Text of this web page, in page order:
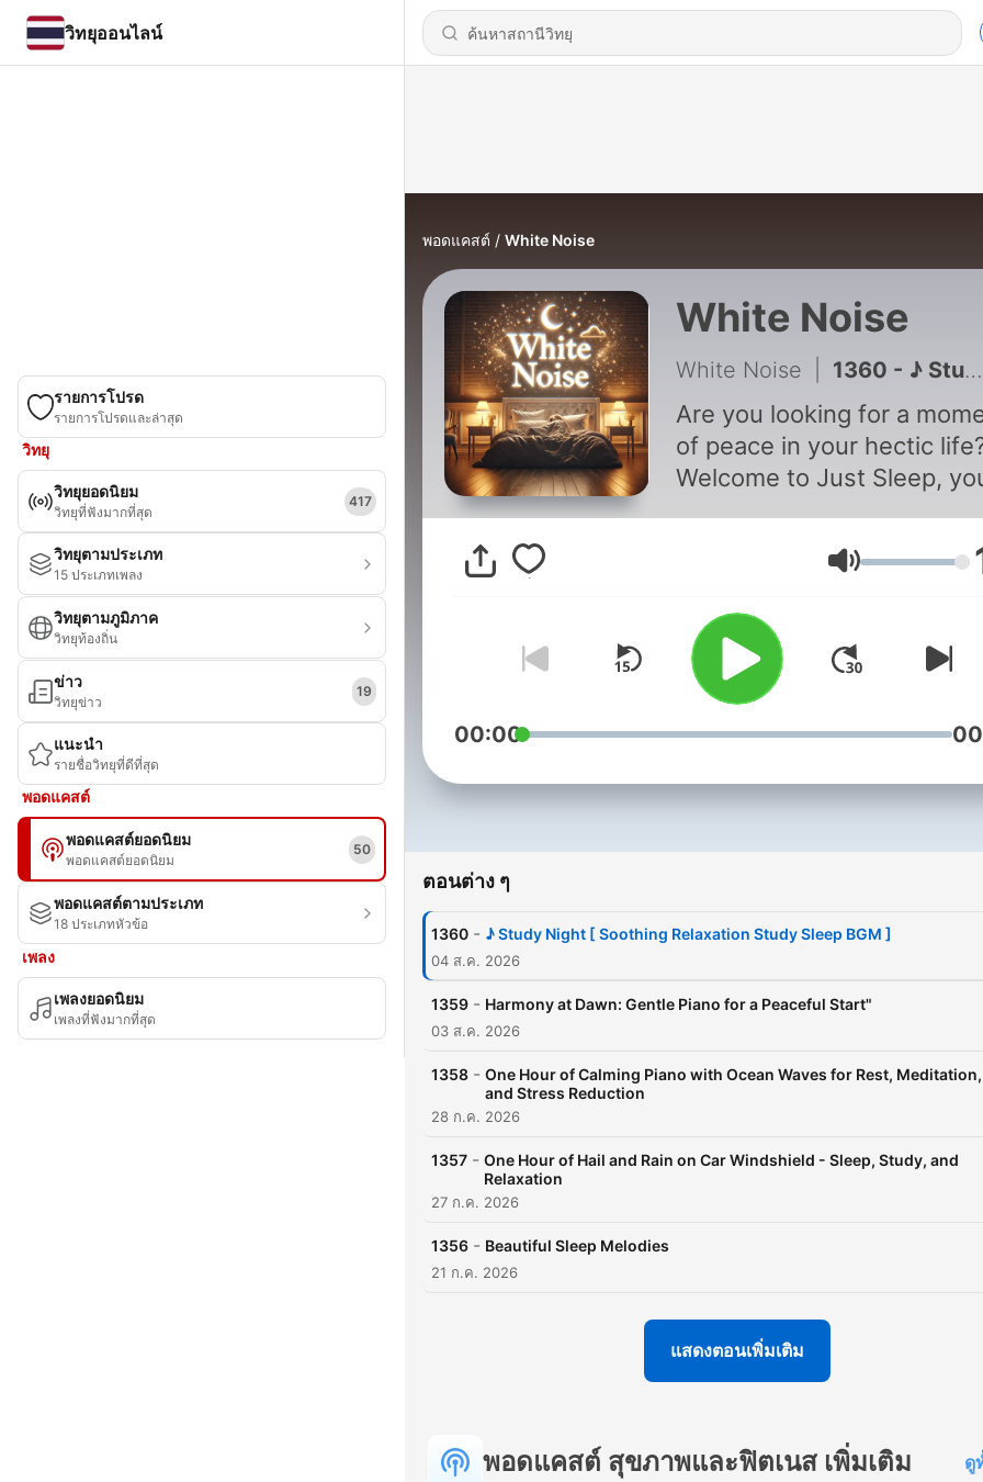
วิทยุออนไลน์
รายการโปรด
รายการโปรดและล่าสุด
วิทยุ
วิทยุยอดนิยม
วิทยุที่ฟังมากที่สุด
417
วิทยุตามประเภท
15 ประเภทเพลง
วิทยุตามภูมิภาค
วิทยุท้องถิ่น
ข่าว
วิทยุข่าว
19
แนะนำ
รายชื่อวิทยุที่ดีที่สุด
พอดแคสต์
พอดแคสต์ยอดนิยม
พอดแคสต์ยอดนิยม
50
พอดแคสต์ตามประเภท
18 ประเภทหัวข้อ
เพลง
เพลงยอดนิยม
เพลงที่ฟังมากที่สุด
พอดแคสต์ White Noise
White Noise
White Noise 1360 - ♪ Study Night [ Soothing Relaxation Study Sleep BGM ]
Are you looking for a
of peace in your hectic
Welcome to Just Sleep,
relaxation. Hosted by
Harrison, this podcast is
tranquility, whether you
to drift off into a deep,
sleep or simply relax and
recharge during the day.In
you'll be immersed in
melodies specifically
Imagine the gentle whisper
the wind through the
or the soft patter of rain on
invite peace and
always within reach.Let Just
place of calm and comfort.
recharge your mind and
with our serene sound
a state of pure bliss,
ระดับเสียง
00:00
ตอนต่าง ๆ
1360 - ♪ Study Night [ Soothing Relaxation Study Sleep BGM ]
04 ส.ค. 2026
1359 - Harmony at Dawn: Gentle Piano for a Peaceful Start"
03 ส.ค. 2026
1358 - One Hour of Calming Piano with Ocean Waves for Rest, Meditation,
and Stress Reduction
28 ก.ค. 2026
1357 - One Hour of Hail and Rain on Car Windshield - Sleep, Study, and
Relaxation
27 ก.ค. 2026
1356 - Beautiful Sleep Melodies
21 ก.ค. 2026
แสดงตอนเพิ่มเติม
พอดแคสต์ สุขภาพและฟิตเนส เพิ่มเติม ดู